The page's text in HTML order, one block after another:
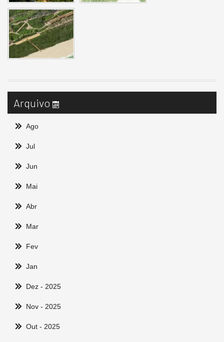
Arquivo
Ago
Jul
Jun
Mai
Abr
Mar
Fev
Jan
Dez - 2025
Nov - 2025
Out - 2025